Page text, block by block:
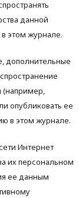
данной
этом журнале.
дополнительные
(например,
опубликовать ее
в этом журнале.
Интернет
их персональном
ее данным